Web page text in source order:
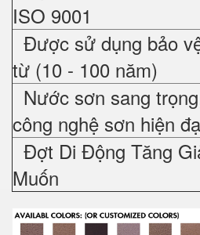
ISO 9001
Được sử dụng bảo
từ (10 - 100 năm)
Nước sơn sang
công nghệ sơn hiện
Đợt Di Động Tăng
Muốn